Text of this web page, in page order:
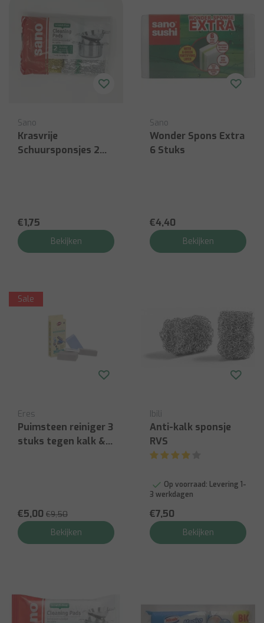
Sano
Krasvrije
Schuursponsjes 2
€1,75
Bekijken
Sano
Wonder Spons Extra
6 Stuks
€4,40
Bekijken
Sale
Eres
Puimsteen reiniger 3
stuks tegen kalk &
€5,00 €9,50
Bekijken
Ibili
Anti-kalk sponsje
RVS
Op voorraad: Levering 1-
3 werkdagen
€7,50
Bekijken